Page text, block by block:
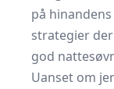
på
strategier
god
Uanset om